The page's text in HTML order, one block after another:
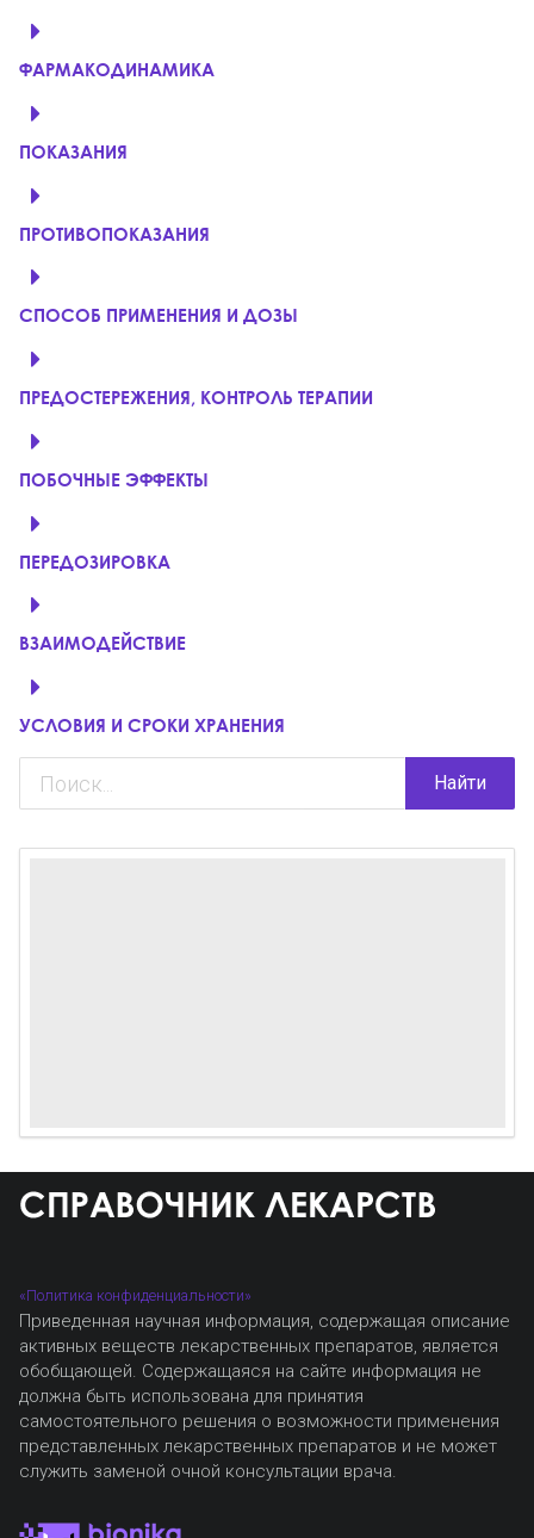
ФАРМАКОДИНАМИКА
ПОКАЗАНИЯ
ПРОТИВОПОКАЗАНИЯ
СПОСОБ ПРИМЕНЕНИЯ И ДОЗЫ
ПРЕДОСТЕРЕЖЕНИЯ, КОНТРОЛЬ ТЕРАПИИ
ПОБОЧНЫЕ ЭФФЕКТЫ
ПЕРЕДОЗИРОВКА
ВЗАИМОДЕЙСТВИЕ
УСЛОВИЯ И СРОКИ ХРАНЕНИЯ
Найти
«Политика конфиденциальности»
Приведенная научная информация, содержащая описание
активных веществ лекарственных препаратов, является
обобщающей. Содержащаяся на сайте информация не
должна быть использована для принятия
самостоятельного решения о возможности применения
представленных лекарственных препаратов и не может
служить заменой очной консультации врача.